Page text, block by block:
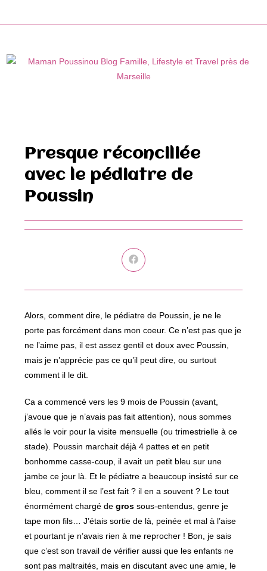
Presque réconciliée
avec le pédiatre de
Poussin
Ouvrir
dans
autre
Alors, comment dire, le pédiatre de Poussin, je ne le
porte pas forcément dans mon coeur. Ce n’est pas que je
ne l’aime pas, il est assez gentil et doux avec Poussin,
mais je n’apprécie pas ce qu’il peut dire, ou surtout
comment il le dit.
Ca a commencé vers les 9 mois de Poussin (avant,
j’avoue que je n’avais pas fait attention), nous sommes
allés le voir pour la visite mensuelle (ou trimestrielle à ce
stade). Poussin marchait déjà 4 pattes et en petit
bonhomme casse-coup, il avait un petit bleu sur une
jambe ce jour là. Et le pédiatre a beaucoup insisté sur ce
bleu, comment il se l’est fait ? il en a souvent ? Le tout
énormément chargé de gros sous-entendus, genre je
tape mon fils… J’étais sortie de là, peinée et mal à l’aise
et pourtant je n’avais rien à me reprocher ! Bon, je sais
que c’est son travail de vérifier aussi que les enfants ne
sont pas maltraités, mais en discutant avec une amie, le